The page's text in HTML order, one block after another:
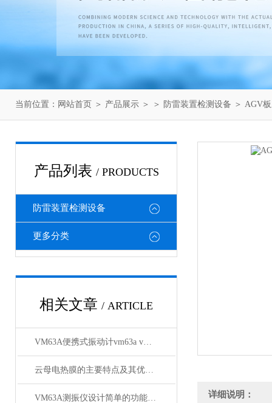
当前位置： 网站首页 ＞ 产品展示 ＞ ＞ 防雷装置检测设备 ＞ AGV
产品列表 / PRODUCTS
防雷装置检测设备
更多分类
相关文章 / ARTICLE
VM63A便携式振动计vm63a vm63a测振仪厂商批发
云母电热膜的主要特点及其优良特性
VM63A测振仪设计简单的功能特点 详细说明：